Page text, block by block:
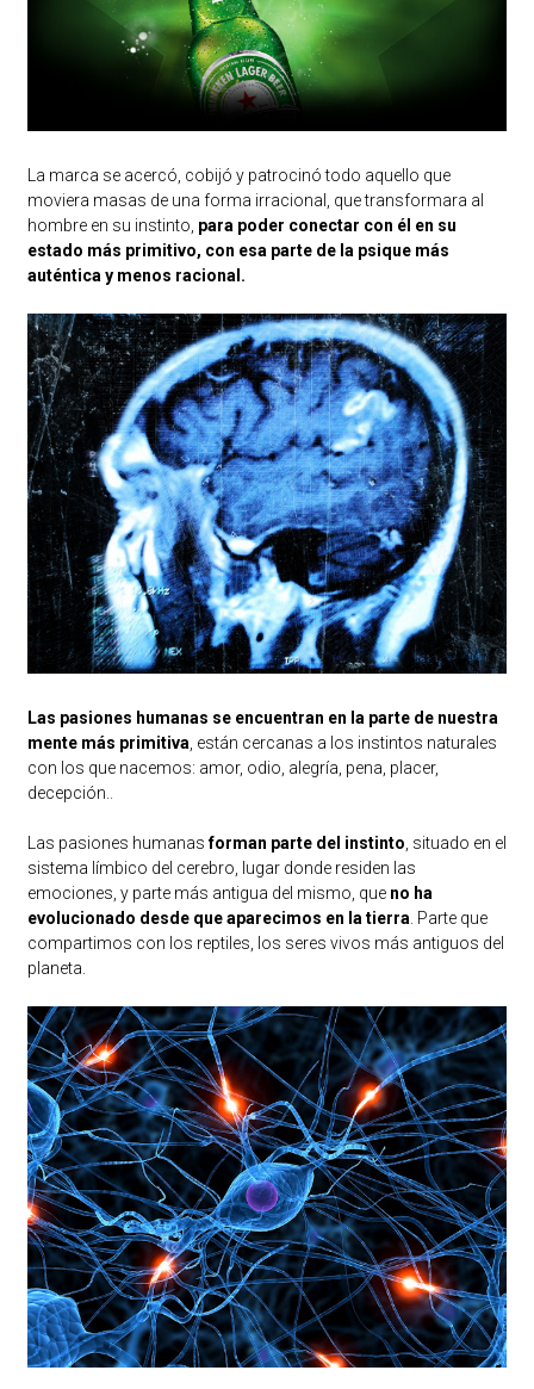
La marca se acercó, cobijó y patrocinó todo aquello que
moviera masas de una forma irracional, que transformara al
hombre en su instinto, para poder conectar con él en su
estado más primitivo, con esa parte de la psique más
auténtica y menos racional.
Las pasiones humanas se encuentran en la parte de nuestra
mente más primitiva, están cercanas a los instintos naturales
con los que nacemos: amor, odio, alegría, pena, placer,
decepción..
Las pasiones humanasforman parte del instinto, situado en el
sistema límbico del cerebro, lugar donde residen las
emociones, y parte más antigua del mismo, que no ha
evolucionado desde que aparecimos en la tierra. Parte que
compartimos con los reptiles, los seres vivos más antiguos del
planeta.